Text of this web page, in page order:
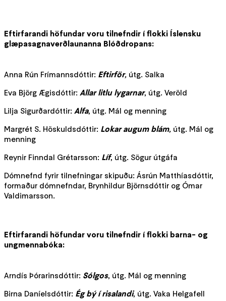
Eftirfarandi höfundar voru tilnefndir í flokki Íslensku
glæpasagnaverðlaunanna Blóðdropans:
Anna Rún Frímannsdóttir: Eftirför, útg. Salka
Eva Björg Ægisdóttir: Allar litlu lygarnar, útg. Veröld
Lilja Sigurðardóttir: Alfa, útg. Mál og menning
Margrét S. Höskuldsdóttir: Lokar augum blám, útg. Mál og
menning
Reynir Finndal Grétarsson: Líf, útg. Sögur útgáfa
Dómnefnd fyrir tilnefningar skipuðu: Ásrún Matthíasdóttir,
formaður dómnefndar, Brynhildur Björnsdóttir og Ómar
Valdimarsson.
Eftirfarandi höfundar voru tilnefndir í flokki barna- og
ungmennabóka:
Arndís Þórarinsdóttir: Sólgos, útg. Mál og menning
Birna Daníelsdóttir: Ég bý í risalandi, útg. Vaka Helgafell